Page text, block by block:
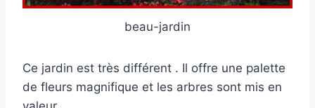
beau-jardin
Ce jardin est très différent . Il offre une palette
de fleurs magnifique et les arbres sont mis en